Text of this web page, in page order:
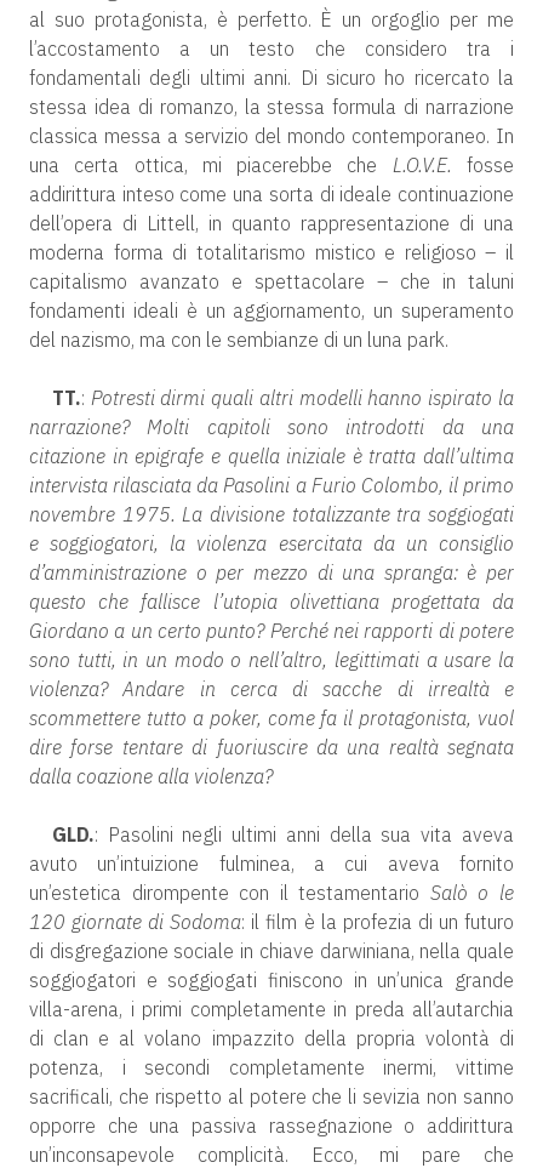
al suo protagonista, è perfetto. È un orgoglio per me
l’accostamento a un testo che considero tra i
fondamentali degli ultimi anni. Di sicuro ho ricercato la
stessa idea di romanzo, la stessa formula di narrazione
classica messa a servizio del mondo contemporaneo. In
una certa ottica, mi piacerebbe che L.O.V.E. fosse
addirittura inteso come una sorta di ideale continuazione
dell’opera di Littell, in quanto rappresentazione di una
moderna forma di totalitarismo mistico e religioso – il
capitalismo avanzato e spettacolare – che in taluni
fondamenti ideali è un aggiornamento, un superamento
del nazismo, ma con le sembianze di un luna park.
TT.: Potresti dirmi quali altri modelli hanno ispirato la
narrazione? Molti capitoli sono introdotti da una
citazione in epigrafe e quella iniziale è tratta dall’ultima
intervista rilasciata da Pasolini a Furio Colombo, il primo
novembre 1975. La divisione totalizzante tra soggiogati
e soggiogatori, la violenza esercitata da un consiglio
d’amministrazione o per mezzo di una spranga: è per
questo che fallisce l’utopia olivettiana progettata da
Giordano a un certo punto? Perché nei rapporti di potere
sono tutti, in un modo o nell’altro, legittimati a usare la
violenza? Andare in cerca di sacche di irrealtà e
scommettere tutto a poker, come fa il protagonista, vuol
dire forse tentare di fuoriuscire da una realtà segnata
dalla coazione alla violenza?
GLD.: Pasolini negli ultimi anni della sua vita aveva
avuto un’intuizione fulminea, a cui aveva fornito
un’estetica dirompente con il testamentario Salò o le
120 giornate di Sodoma: il film è la profezia di un futuro
di disgregazione sociale in chiave darwiniana, nella quale
soggiogatori e soggiogati finiscono in un’unica grande
villa-arena, i primi completamente in preda all’autarchia
di clan e al volano impazzito della propria volontà di
potenza, i secondi completamente inermi, vittime
sacrificali, che rispetto al potere che li sevizia non sanno
opporre che una passiva rassegnazione o addirittura
un’inconsapevole complicità. Ecco, mi pare che